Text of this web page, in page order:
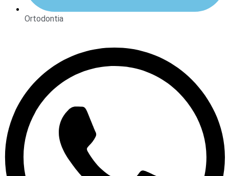
Ortodontia